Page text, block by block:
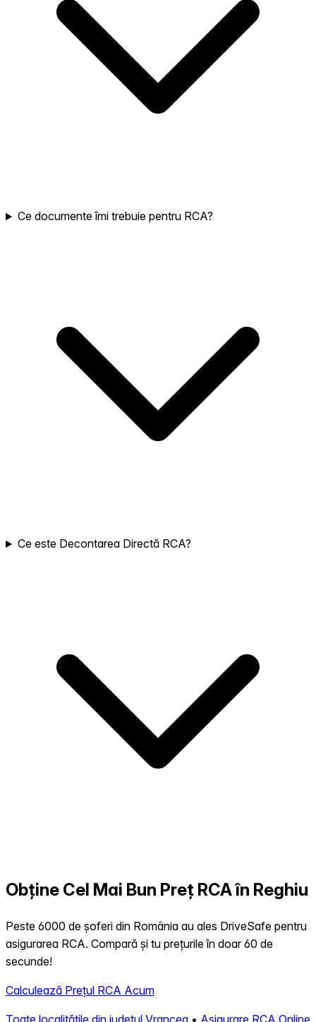
Ce documente îmi trebuie pentru RCA?
Ce este Decontarea Directă RCA?
Obține Cel Mai Bun Preț RCA în Reghiu
Peste 6000 de șoferi din România au ales DriveSafe pentru
asigurarea RCA. Compară și tu prețurile în doar 60 de
secunde!
Calculează Prețul RCA Acum